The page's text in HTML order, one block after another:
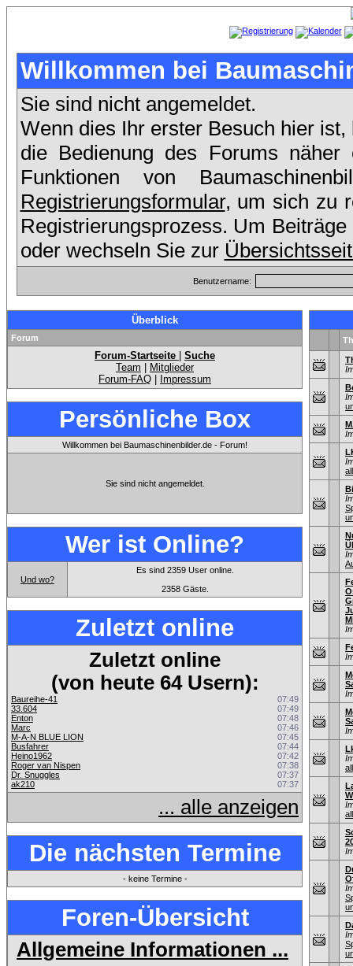
Willkommen bei
Sie sind nicht angemeldet.
Wenn dies Ihr erster Besuch hier
die Bedienung des Forums
Funktionen von
Registrierungsformular, um sich zu
Registrierungsprozess. Um
oder wechseln Sie zur
Benutzername:
Überblick
Forum
Forum-Startseite
Suche
Team
Mitglieder
Forum-FAQ
Impressum
Persönliche Box
Willkommen bei Baumaschinenbilder.de - Forum!
Sie sind nicht angemeldet.
Wer ist Online?
Und wo?
Es sind 2359 User online.
2358 Gäste.
Zuletzt online
Zuletzt online
(von heute 64 Usern):
Baureihe-41
07:49
33.604
07:49
Enton
07:48
Marc
07:46
M-A-N BLUE LION
07:45
Busfahrer
07:44
Heino1962
07:42
Roger van Nispen
07:38
Dr. Snuggles
07:37
ak210
07:37
... alle anzeigen
Die nächsten Termine
- keine Termine -
Foren-Übersicht
Allgemeine Informationen ...